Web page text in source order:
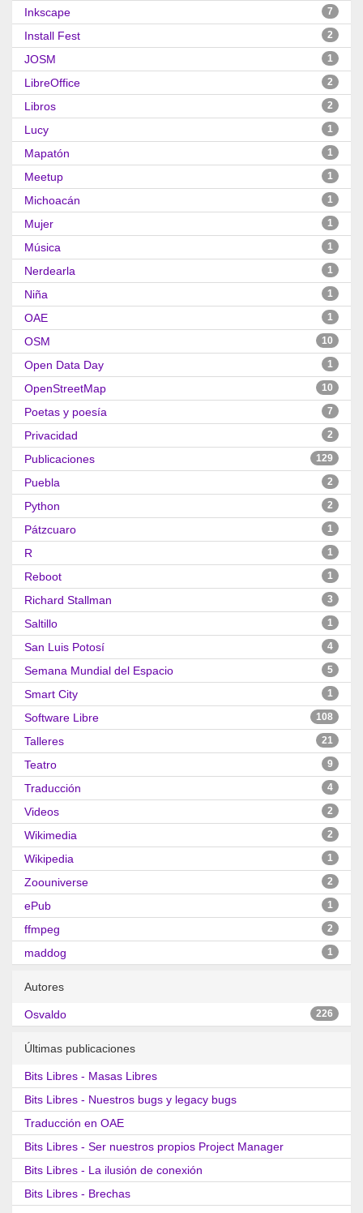
Inkscape 7
Install Fest 2
JOSM 1
LibreOffice 2
Libros 2
Lucy 1
Mapatón 1
Meetup 1
Michoacán 1
Mujer 1
Música 1
Nerdearla 1
Niña 1
OAE 1
OSM 10
Open Data Day 1
OpenStreetMap 10
Poetas y poesía 7
Privacidad 2
Publicaciones 129
Puebla 2
Python 2
Pátzcuaro 1
R 1
Reboot 1
Richard Stallman 3
Saltillo 1
San Luis Potosí 4
Semana Mundial del Espacio 5
Smart City 1
Software Libre 108
Talleres 21
Teatro 9
Traducción 4
Videos 2
Wikimedia 2
Wikipedia 1
Zoouniverse 2
ePub 1
ffmpeg 2
maddog 1
Autores
Osvaldo 226
Últimas publicaciones
Bits Libres - Masas Libres
Bits Libres - Nuestros bugs y legacy bugs
Traducción en OAE
Bits Libres - Ser nuestros propios Project Manager
Bits Libres - La ilusión de conexión
Bits Libres - Brechas